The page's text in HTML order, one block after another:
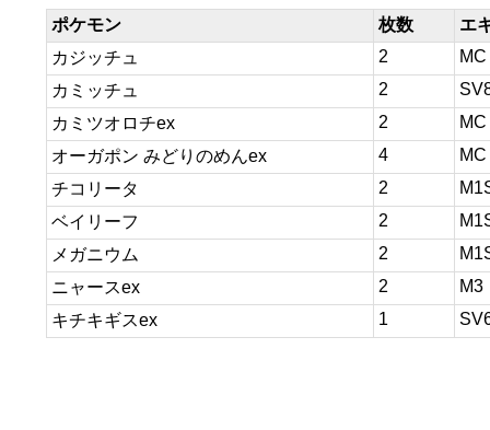
ポケモン 枚数
エ
カジッチュ
2
MC
カミッチュ
2
カミツオロチex
2
MC
オーガポン みどりのめんex
4
MC
チコリータ
2
ベイリーフ
2
メガニウム
2
ニャースex
2
M3
キチキギスex
1